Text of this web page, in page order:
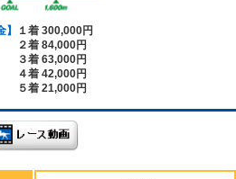
】
１着 300,000円
２着 84,000円
３着 63,000円
４着 42,000円
５着 21,000円